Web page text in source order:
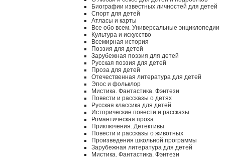
Биографии известных личностей для детей
Спорт для детей
Атласы и карты
Все обо всем. Универсальные энциклопедии
Культура и искусство
Всемирная история
Поэзия для детей
Зарубежная поэзия для детей
Русская поэзия для детей
Проза для детей
Отечественная литература для детей
Эпос и фольклор
Мистика. Фантастика. Фэнтези
Повести и рассказы о детях
Русская классика для детей
Исторические повести и рассказы
Романтическая проза
Приключения. Детективы
Повести и рассказы о животных
Произведения школьной программы
Зарубежная литература для детей
Мистика. Фантастика. Фэнтези